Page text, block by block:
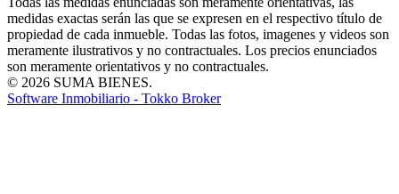
medidas exactas serán las que se expresen en el respectivo título de
propiedad de cada inmueble. Todas las fotos, imagenes y videos son
meramente ilustrativos y no contractuales. Los precios enunciados
son meramente orientativos y no contractuales.
© 2026 SUMA BIENES.
Software Inmobiliario - Tokko Broker